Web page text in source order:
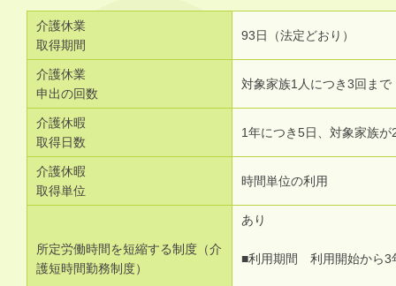
介護休業
取得期間
93日（法定どおり）
介護休業
申出の回数
対象家族1人につき3回まで
介護休暇
取得日数
1年につき5日、対象家族
介護休暇
取得単位
時間単位の利用
所定労働時間を短縮する制度（介
護短時間勤務制度）
あり
■利用期間 利用開始から3